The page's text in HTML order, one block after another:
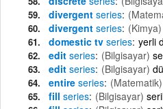
divergent series
divergent series (Kimya)
domestic tv series yerli
edit series (Bilgisayar)
edit series (Bilgisayar)
entire series (Matematik)
fill series (Bilgisayar)